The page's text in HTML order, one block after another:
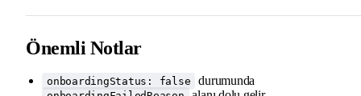
Önemli Notlar
onboardingStatus: false durumunda